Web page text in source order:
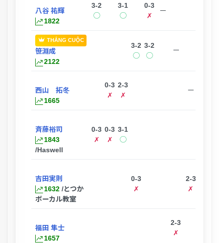
八谷 祐輝
1822
3-2
◯
3-1
◯
0-3
✗
ー
THẮNG CUỘC
笹淵成
2122
3-2
◯
3-2
◯
ー
西山 拓冬
1665
0-3
✗
2-3
✗
ー
斉藤裕司
1843
/Haswell
0-3
✗
0-3
✗
3-1
◯
吉田実則
1632 /とつか
ボーカル教室
0-3
✗
2-3
✗
福田 隼士
1657
2-3
✗